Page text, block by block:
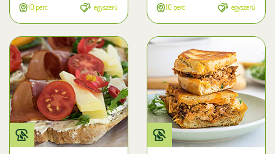
10 perc egyszerű 10 perc egyszerű